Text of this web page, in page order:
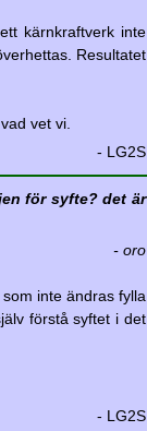
kärnkraftverk inte
Resultatet
vet vi.
- LG2S
för syfte? det är
- oro
inte ändras fylla
förstå syftet i det
- LG2S